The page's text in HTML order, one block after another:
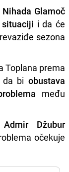
Nihada Glamoč
i da će
sezona
Toplana prema
da bi obustava
među
Admir Džubur
očekuje